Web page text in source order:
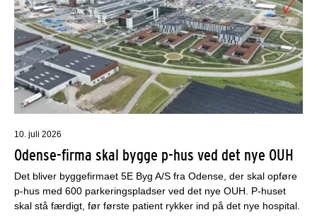
10. juli 2026
Odense-firma skal bygge p-hus ved det nye OUH
Det bliver byggefirmaet 5E Byg A/S fra Odense, der skal opføre
p-hus med 600 parkeringspladser ved det nye OUH. P-huset
skal stå færdigt, før første patient rykker ind på det nye hospital.